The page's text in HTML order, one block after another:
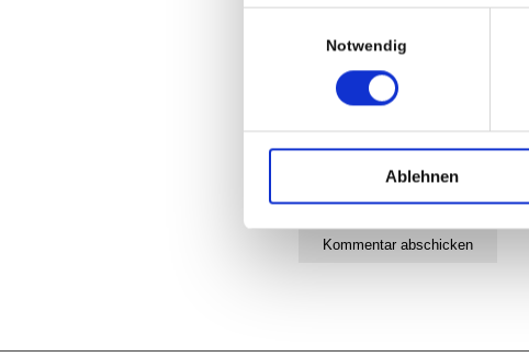
Notwendig
Ablehnen